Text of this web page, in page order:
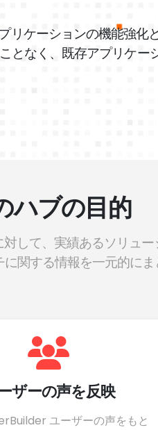
リケーションの機能強化
となく、既存アプリケー
ハブの目的
して、実績あるソリュ
関する情報を一元的にま
ザーの声を反映
ユーザーの声をもと